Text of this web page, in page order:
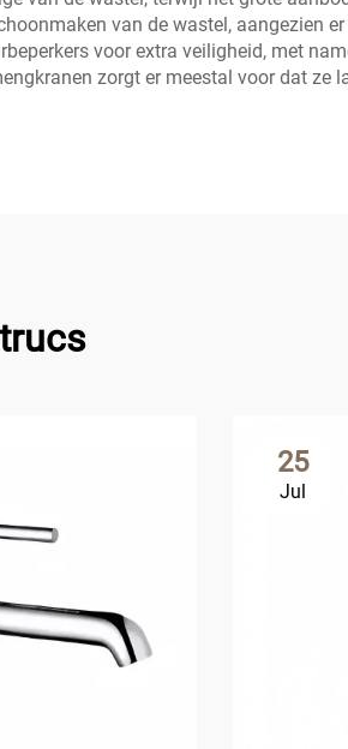
van de wastel, aangezien
voor extra veiligheid, met
zorgt er meestal voor dat ze
25
Jul